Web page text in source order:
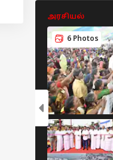
அரசியல்
6 Photos